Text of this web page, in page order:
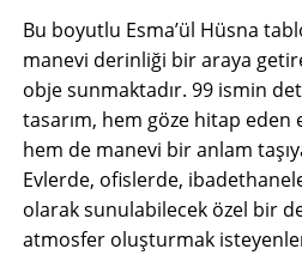
Bu boyutlu Esma’ül Hüsna
manevi derinliği bir araya
obje sunmaktadır. 99 ismin
tasarım, hem göze hitap
hem de manevi bir anlam
Evlerde, ofislerde,
olarak sunulabilecek özel bir
atmosfer oluşturmak